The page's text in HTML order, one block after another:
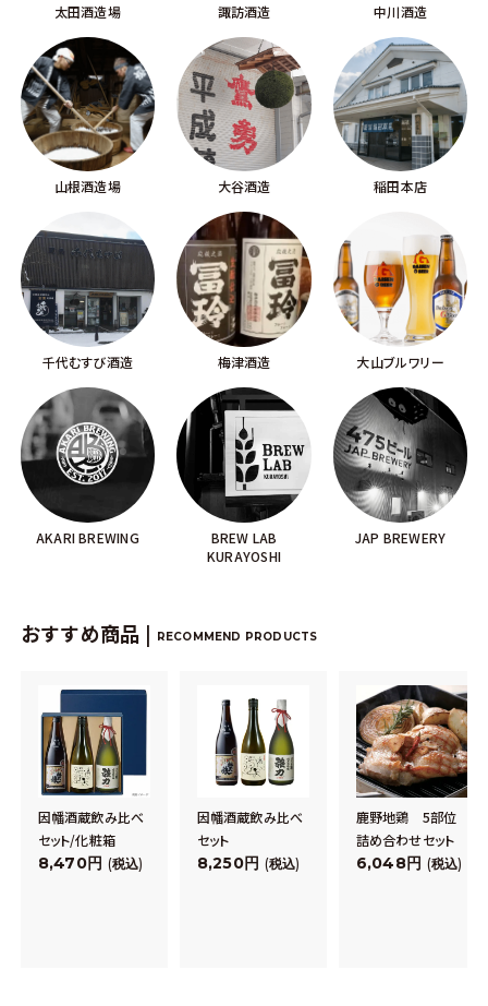
太田酒造場 諏訪酒造 中川酒造
山根酒造場 大谷酒造 稲田本店
千代むすび酒造 梅津酒造 大山ブルワリー
AKARI BREWING
BREW LAB
KURAYOSHI
JAP BREWERY
おすすめ商品 | RECOMMEND PRODUCTS
因幡酒蔵飲み比べ
セット/化粧箱
8,470 税込
因幡酒蔵飲み比べ
セット
8,250 税込
鹿野地鶏 5部位
詰め合わせセット
6,048 税込